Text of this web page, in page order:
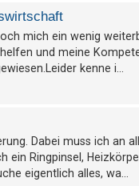
mich ein wenig
und meine
kenne i...
Dabei muss ich an
ein Ringpinsel,
eigentlich alles, wa...